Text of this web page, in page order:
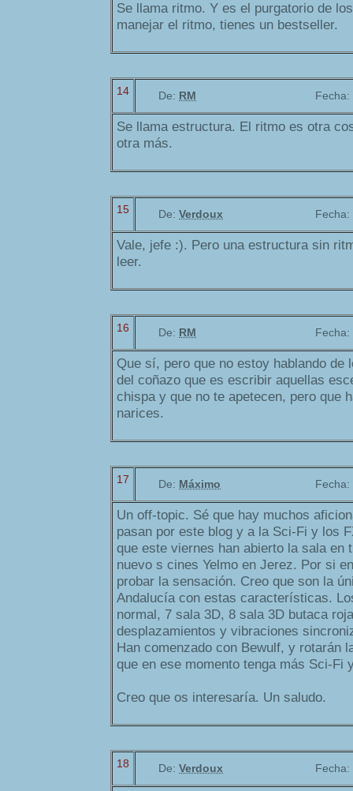
Se llama ritmo. Y es el purgatorio de
manejar el ritmo, tienes un bestseller.
14 De: RM Fecha:
Se llama estructura. El ritmo es otra
otra más.
15 De: Verdoux Fecha:
Vale, jefe :). Pero una estructura sin
leer.
16 De: RM Fecha:
Que sí, pero que no estoy hablando de
del coñazo que es escribir aquellas
chispa y que no te apetecen, pero que
narices.
17 De: Máximo Fecha:
Un off-topic. Sé que hay muchos
pasan por este blog y a la Sci-Fi y los
que este viernes han abierto la sala en
nuevo s cines Yelmo en Jerez. Por si
probar la sensación. Creo que son la
Andalucía con estas características.
normal, 7 sala 3D, 8 sala 3D butaca
desplazamientos y vibraciones
Han comenzado con Bewulf, y rotarán
que en ese momento tenga más Sci-Fi
Creo que os interesaría. Un saludo.
18 De: Verdoux Fecha: